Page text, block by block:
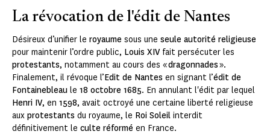
La révocation de l'édit de Nantes
Désireux d’unifier le royaume sous une seule autorité religieuse
pour maintenir l’ordre public, Louis XIVfait persécuter les
protestants, notamment au cours des «dragonnades».
Finalement, il révoque l’Edit de Nantes en signant l’édit de
Fontainebleau le 18 octobre 1685. En annulant l'édit par lequel
Henri IV, en 1598, avait octroyé une certaine liberté religieuse
aux protestants du royaume, le Roi Soleil interdit
définitivement le culte réformé en France.